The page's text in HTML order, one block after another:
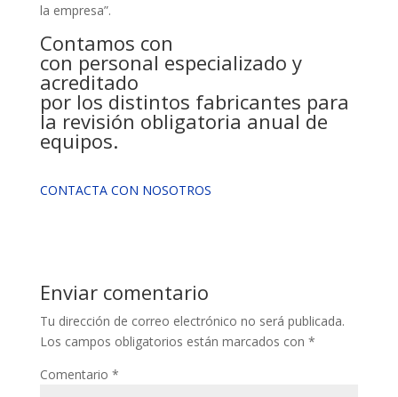
la empresa”.
Contamos con
con personal especializado y
acreditado
por los distintos fabricantes para
la revisión obligatoria anual de
equipos.
CONTACTA CON NOSOTROS
Enviar comentario
Tu dirección de correo electrónico no será publicada.
Los campos obligatorios están marcados con *
Comentario *